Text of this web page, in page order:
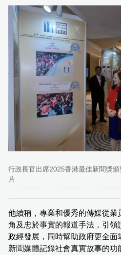
行政長官出席2025香港最佳新聞獎
片
他續稱，專業和優秀的傳媒從業
角及忠於事實的報道手法，引領
政經發展，同時幫助政府更全面
新聞媒體記錄社會真實故事的功